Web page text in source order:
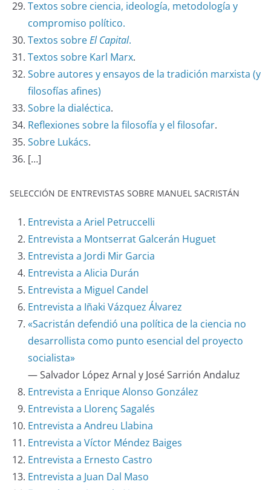
Textos sobre ciencia, ideología, metodología y
compromiso político.
Textos sobreEl Capital.
Textos sobre Karl Marx.
Sobre autores y ensayos de la tradición marxista (y
filosofías afines)
Sobre la dialéctica.
Reflexiones sobre la filosofía y el filosofar.
Sobre Lukács.
[…]
SELECCIÓN DE ENTREVISTAS SOBRE MANUEL SACRISTÁN
Entrevista a Ariel Petruccelli
Entrevista a Montserrat Galcerán Huguet
Entrevista a Jordi Mir Garcia
Entrevista a Alicia Durán
Entrevista a Miguel Candel
Entrevista a Iñaki Vázquez Álvarez
«Sacristán defendió una política de la ciencia no
desarrollista como punto esencial del proyecto
socialista»
— Salvador López Arnal y José Sarrión Andaluz
Entrevista a Enrique Alonso González
Entrevista a Llorenç Sagalés
Entrevista a Andreu Llabina
Entrevista a Víctor Méndez Baiges
Entrevista a Ernesto Castro
Entrevista a Juan Dal Maso